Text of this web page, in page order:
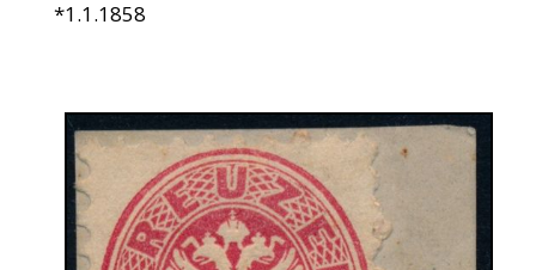
*1.1.1858